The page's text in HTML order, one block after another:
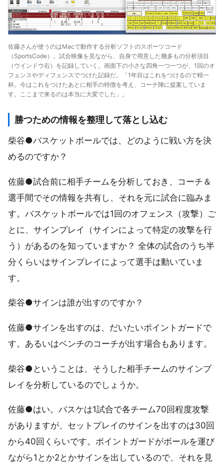
佐藤さんが使うのはMacで動作する分析ソフトのスポーツコード
（SportsCode）。試合映像を見ながら、自身で用意した幾多もの分析項目
（ウインドウ右）を記録していく。画面下の小さな四角一つ一つが、1回のオ
フェンスやディフェンスでつけた記録だ。「1年目はこれをつけるので精一
杯。今はこれをつけたあとに相手の特徴を考え、コーチ陣に提案していま
す。ここまで来るのは本当に大変でした」。
勝つための情報を整理して落とし込む
柴谷●バスケットボールでは、どのように戦い方を決
めるのですか？
佐藤●試合前に相手チームを分析しておき、コーチ＆
選手間でその情報を共有し、それを元に試合に臨みま
す。バスケットボールでは1回のオフェンス（攻撃）ご
とに、サインプレイ（サインによって特定の攻撃を行
う）があるのを知っていますか？ 全体の試合のうち半
分くらいはサインプレイによって選手は動いていま
す。
柴谷●サインは誰が出すのですか？
佐藤●サインを出すのは、だいたいポイントガードで
す。あるいはベンチのコーチが出す場合もあります。
柴谷●ということは、そうした相手チームのサインプ
レイを分析しているのでしょうか。
佐藤●はい。バスケは1試合で各チーム70回程度攻撃
がありますが、セットプレイのサインを出すのは30回
から40回くらいです。ポイントガードがボールを運び
ながら1とか2とかサインを出しているので、それを見